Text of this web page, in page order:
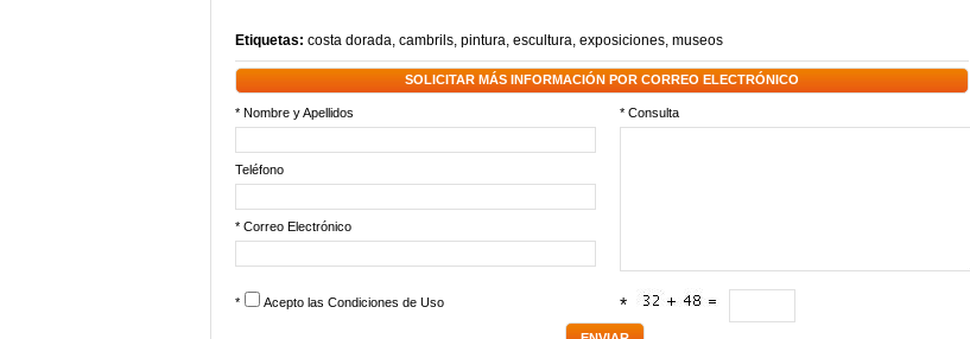
Etiquetas: costa dorada, cambrils, pintura, escultura, exposiciones, museos
SOLICITAR MÁS INFORMACIÓN POR CORREO ELECTRÓNICO
* Nombre y Apellidos * Consulta
Teléfono
* Correo Electrónico
* Acepto las Condiciones de Uso *